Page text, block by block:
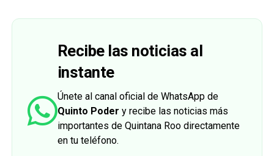
Recibe las noticias al
instante
Únete al canal oficial de WhatsApp de
Quinto Poder y recibe las noticias más
importantes de Quintana Roo directamente
en tu teléfono.